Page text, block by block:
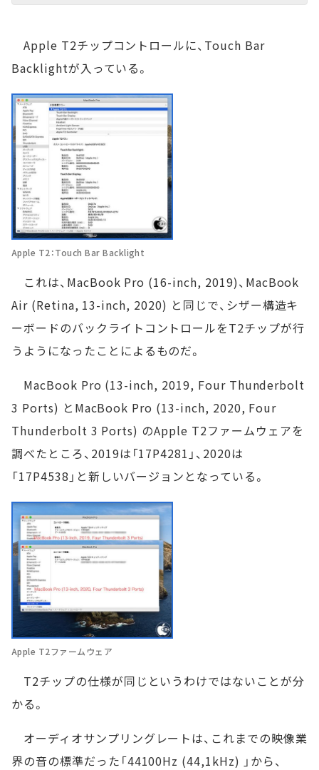
Apple T2チップコントロールに、Touch Bar
Backlightが入っている。
Apple T2：Touch Bar Backlight
これは、MacBook Pro (16-inch, 2019)、MacBook
Air (Retina, 13-inch, 2020) と同じで、シザー構造キ
ーボードのバックライトコントロールをT2チップが行
うようになったことによるものだ。
MacBook Pro (13-inch, 2019, Four Thunderbolt
3 Ports) とMacBook Pro (13-inch, 2020, Four
Thunderbolt 3 Ports) のApple T2ファームウェアを
調べたところ、2019は「17P4281」、2020は
「17P4538」と新しいバージョンとなっている。
Apple T2ファームウェア
T2チップの仕様が同じというわけではないことが分
かる。
オーディオサンプリングレートは、これまでの映像業
界の音の標準だった「44100Hz (44,1kHz) 」から、